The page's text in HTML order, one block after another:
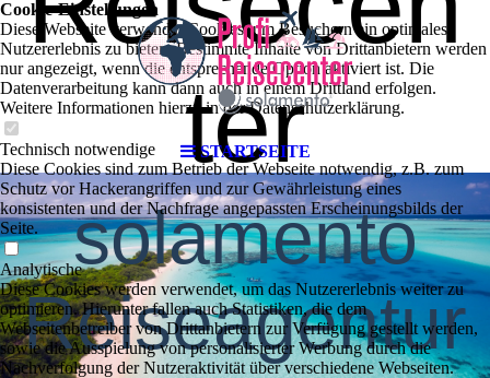
STARTSEITE
ter
solamento
Reiseagentur
Cookie-Einstellungen
Diese Webseite verwendet Cookies, um Besuchern ein optimales
Nutzererlebnis zu bieten. Bestimmte Inhalte von Drittanbietern werden
nur angezeigt, wenn die entsprechende Option aktiviert ist. Die
Datenverarbeitung kann dann auch in einem Drittland erfolgen.
Weitere Informationen hierzu in der Datenschutzerklärung.
Technisch notwendige
Diese Cookies sind zum Betrieb der Webseite notwendig, z.B. zum
Schutz vor Hackerangriffen und zur Gewährleistung eines
konsistenten und der Nachfrage angepassten Erscheinungsbilds der
Seite.
Analytische
Diese Cookies werden verwendet, um das Nutzererlebnis weiter zu
optimieren. Hierunter fallen auch Statistiken, die dem
Webseitenbetreiber von Drittanbietern zur Verfügung gestellt werden,
sowie die Ausspielung von personalisierter Werbung durch die
Nachverfolgung der Nutzeraktivität über verschiedene Webseiten.